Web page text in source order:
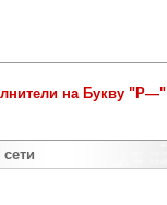
на Букву "Р—"